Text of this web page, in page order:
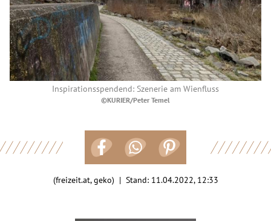
Inspirationsspendend: Szenerie am Wienfluss
©KURIER/Peter Temel
(freizeit.at, geko) | Stand: 11.04.2022, 12:33